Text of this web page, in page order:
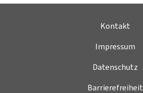
Kontakt
Impressum
Datenschutz
Barrierefreiheit